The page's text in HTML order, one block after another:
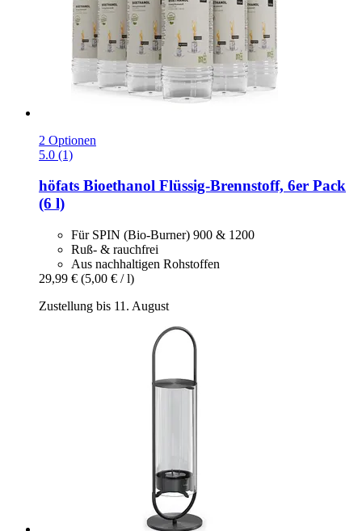
2 Optionen
5.0 (1)
höfats Bioethanol Flüssig-​Brennstoff, 6er Pack
(6 l)
Für SPIN (Bio-Burner) 900 & 1200
Ruß- & rauchfrei
Aus nachhaltigen Rohstoffen
29,99 € (5,00 € / l)
Zustellung bis 11. August